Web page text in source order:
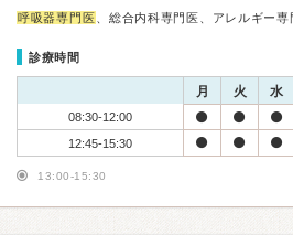
呼吸器専門医 、総合内科専門医、アレルギー
診療時間
月 火 水
08:30-12:00
12:45-15:30
13:00-15:30